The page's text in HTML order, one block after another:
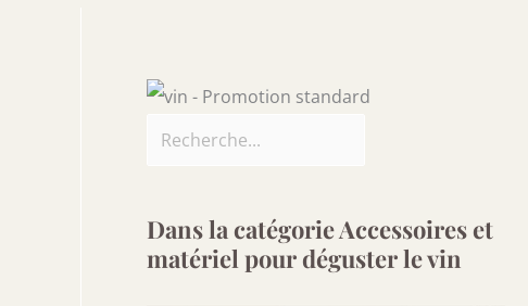
Dans la catégorie Accessoires et
matériel pour déguster le vin